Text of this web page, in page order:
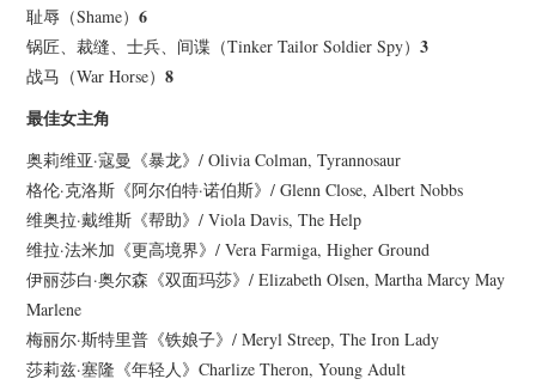
耻辱（Shame）6
锅匠、裁缝、士兵、间谍（Tinker Tailor Soldier Spy）3
战马（War Horse）8
最佳女主角
奥莉维亚·寇曼《暴龙》/ Olivia Colman, Tyrannosaur
格伦·克洛斯《阿尔伯特·诺伯斯》/ Glenn Close, Albert Nobbs
维奥拉·戴维斯《帮助》/ Viola Davis, The Help
维拉·法米加《更高境界》/ Vera Farmiga, Higher Ground
伊丽莎白·奥尔森《双面玛莎》/ Elizabeth Olsen, Martha Marcy May
Marlene
梅丽尔·斯特里普《铁娘子》/ Meryl Streep, The Iron Lady
莎莉兹·塞隆《年轻人》Charlize Theron, Young Adult